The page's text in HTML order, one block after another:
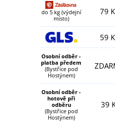
do 5 kg (výdejní
místo)
79
59
Osobní odběr -
platba předem
(Bystřice pod
Hostýnem)
Osobní odběr -
hotově při
odběru
(Bystřice pod
Hostýnem)
39